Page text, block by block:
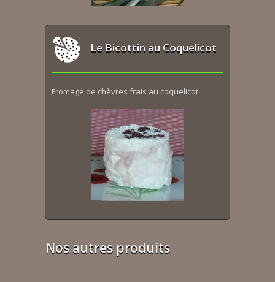
Le Bicottin au Coquelicot
Fromage de chèvres frais au coquelicot
Nos autres produits